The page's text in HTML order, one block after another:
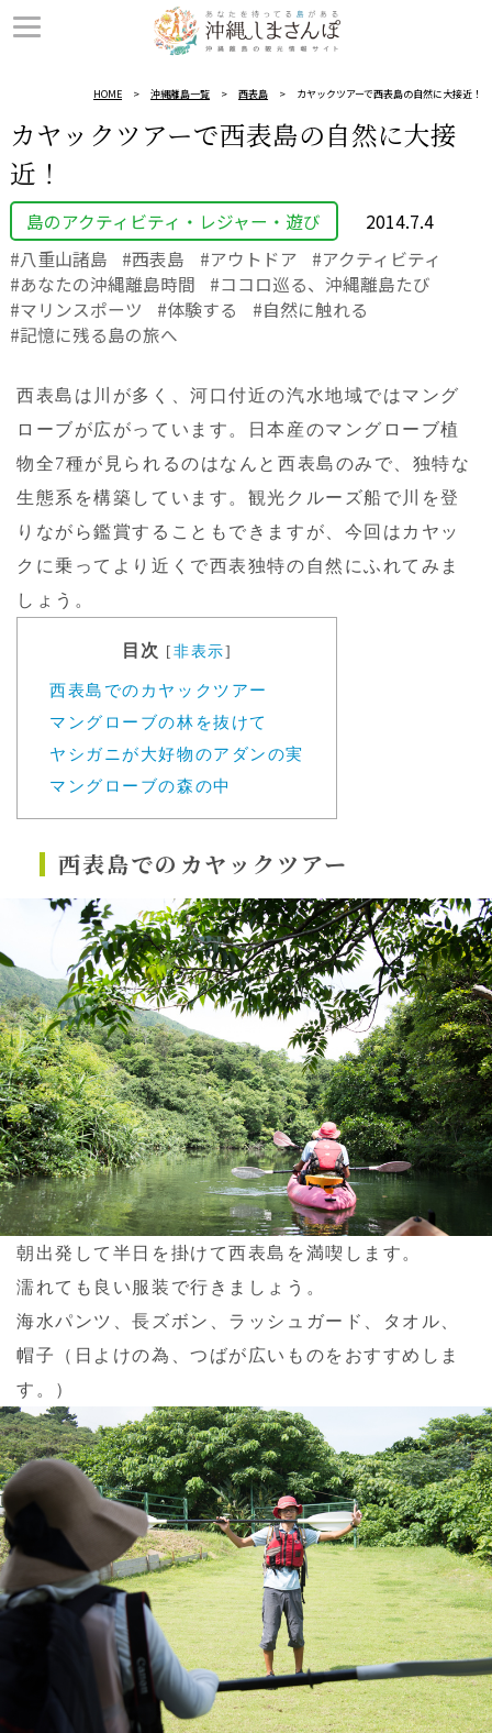
HOME 沖縄離島一覧 西表島 カヤックツアーで西表島の自然に大接近！
カヤックツアーで西表島の自然に大接
近！
島のアクティビティ・レジャー・遊び
2014.7.4
八重山諸島
西表島 アウトドア
アクティビティ
あなたの沖縄離島時間
ココロ巡る、沖縄離島たび
マリンスポーツ
体験する
自然に触れる
記憶に残る島の旅へ
西表島は川が多く、河口付近の汽水地域ではマング
ローブが広がっています。日本産のマングローブ植
物全7種が見られるのはなんと西表島のみで、独特な
生態系を構築しています。観光クルーズ船で川を登
りながら鑑賞することもできますが、今回はカヤッ
クに乗ってより近くで西表独特の自然にふれてみま
しょう。
目次 [非表示]
西表島でのカヤックツアー
マングローブの林を抜けて
ヤシガニが大好物のアダンの実
マングローブの森の中
西表島でのカヤックツアー
朝出発して半日を掛けて西表島を満喫します。
濡れても良い服装で行きましょう。
海水パンツ、長ズボン、ラッシュガード、タオル、
帽子（日よけの為、つばが広いものをおすすめしま
す。）